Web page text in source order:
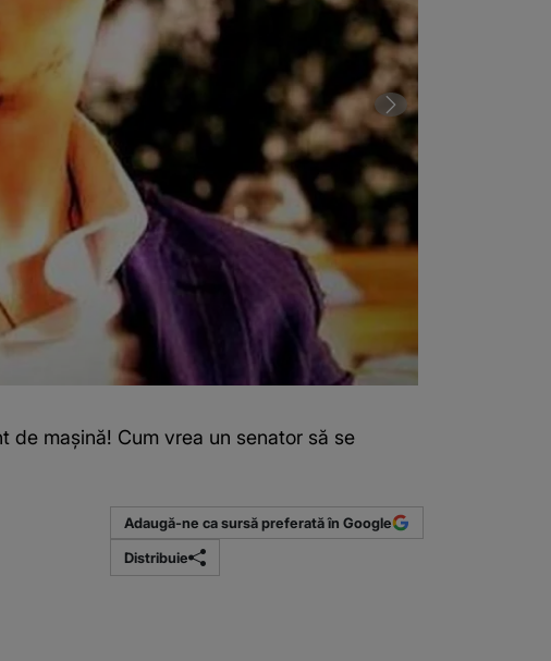
mașină! Cum vrea un senator să se
Adaugă-ne ca sursă preferată în Google
Distribuie